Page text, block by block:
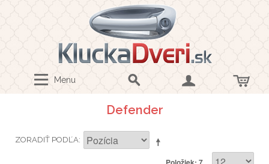
Menu
Defender
ZORADIŤ PODĽA